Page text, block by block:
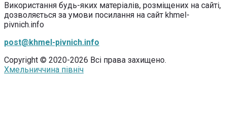
Використання будь-яких матеріалів, розміщених на сайті,
дозволяється за умови посилання на сайт khmel-
pivnich.info
post@khmel-pivnich.info
Copyright © 2020-2026 Всі права захищено.
Хмельниччина північ